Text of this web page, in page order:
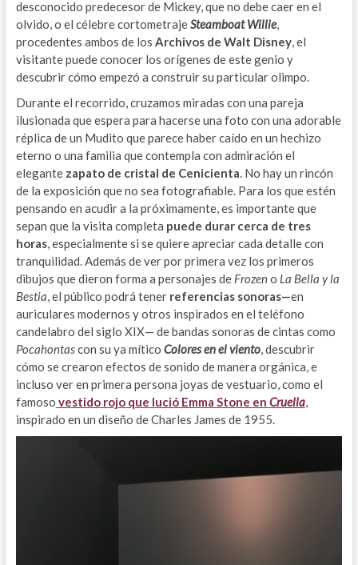
desconocido predecesor de Mickey, que no debe caer en el
olvido, o el célebre cortometrajeSteamboat Willie,
procedentes ambos de los Archivos de Walt Disney, el
visitante puede conocer los orígenes de este genio y
descubrir cómo empezó a construir su particular olimpo.
Durante el recorrido, cruzamos miradas con una pareja
ilusionada que espera para hacerse una foto con una adorable
réplica de un Mudito que parece haber caído en un hechizo
eterno o una familia que contempla con admiración el
elegante zapato de cristal de Cenicienta. No hay un rincón
de la exposición que no sea fotografiable. Para los que estén
pensando en acudir a la próximamente, es importante que
sepan que la visita completa puede durar cerca de tres
horas, especialmente si se quiere apreciar cada detalle con
tranquilidad. Además de ver por primera vez los primeros
dibujos que dieron forma a personajes de Frozeno La Bella y la
Bestia, el público podrá tener referencias sonoras—en
auriculares modernos y otros inspirados en el teléfono
candelabro del siglo XIX— de bandas sonoras de cintas como
Pocahontascon su ya mítico Colores en el viento, descubrir
cómo se crearon efectos de sonido de manera orgánica, e
incluso ver en primera persona joyas de vestuario, como el
famoso vestido rojo que lució Emma Stone en Cruella,
inspirado en un diseño de Charles James de 1955.